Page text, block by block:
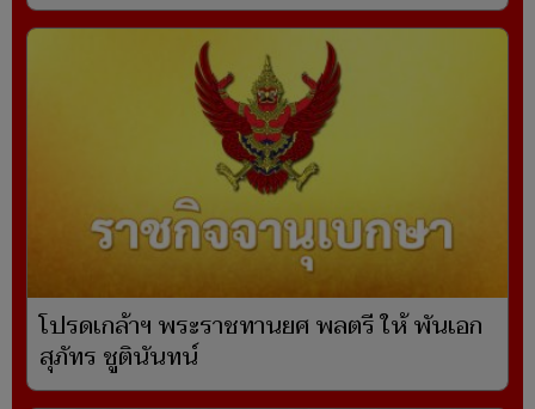
โปรดเกล้าฯ พระราชทานยศ พลตรี ให้ พันเอก
สุภัทร ชูตินันทน์